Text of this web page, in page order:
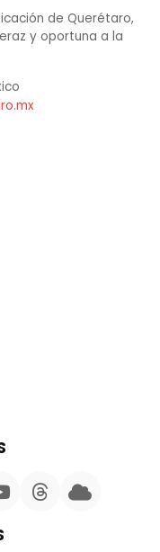
de Querétaro,
y oportuna a la